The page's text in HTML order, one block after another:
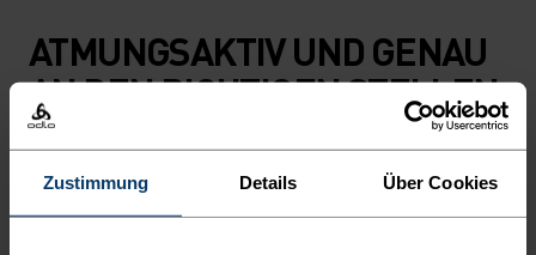
Zustimmung Details Über Cookies
ATMUNGSAKTIV UND GENAU
AN DEN RICHTIGEN STELLEN
MIT EINEM MERINOMIX
ISOLIERT.